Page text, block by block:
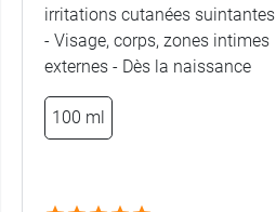
irritations cutanées suintantes
- Visage, corps, zones intimes
externes - Dès la naissance
100 ml